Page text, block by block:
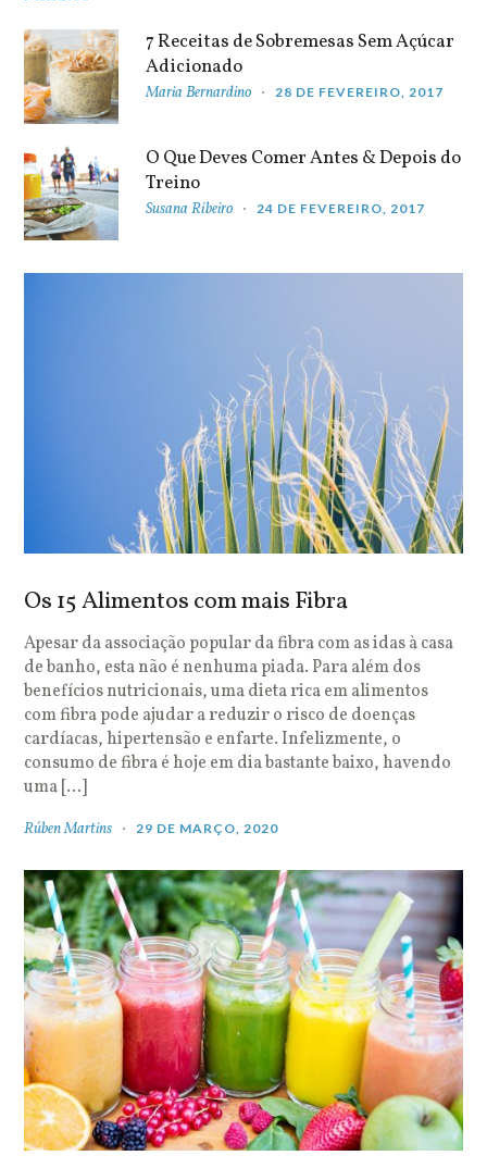
7 Receitas de Sobremesas Sem Açúcar
Adicionado
Maria Bernardino 28 DE FEVEREIRO, 2017
O Que Deves Comer Antes & Depois do
Treino
Susana Ribeiro 24 DE FEVEREIRO, 2017
Os 15 Alimentos com mais Fibra
Apesar da associação popular da fibra com as idas à casa
de banho, esta não é nenhuma piada. Para além dos
benefícios nutricionais, uma dieta rica em alimentos
com fibra pode ajudar a reduzir o risco de doenças
cardíacas, hipertensão e enfarte. Infelizmente, o
consumo de fibra é hoje em dia bastante baixo, havendo
uma […]
Rúben Martins 29 DE MARÇO, 2020